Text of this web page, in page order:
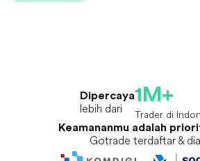
Dipercaya
lebih dari
1M+
Trader di
Keamananmu adalah
Gotrade terdaftar &